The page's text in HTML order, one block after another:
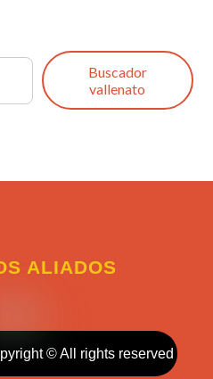
Buscador
vallenato
ALIADOS
© All rights reserved